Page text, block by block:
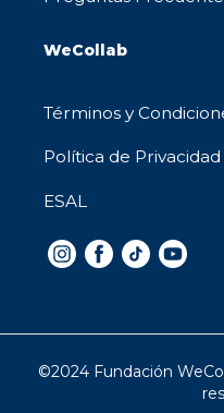
WeCollab
Términos y
Política de Privacidad
ESAL
©2024 Fundación